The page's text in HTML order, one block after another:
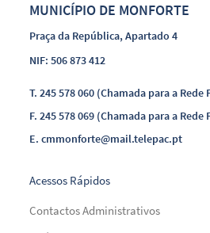
MUNICÍPIO DE MONFORTE
Praça da República, Apartado 4
NIF: 506 873 412
T.245 578 060 (Chamada para a Rede
F.245 578 069 (Chamada para a Rede
E.cmmonforte@mail.telepac.pt
Acessos Rápidos
Contactos Administrativos